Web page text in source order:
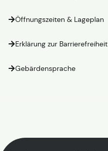
Öffnungszeiten & Lageplan
Erklärung zur Barrierefreiheit
Gebärdensprache